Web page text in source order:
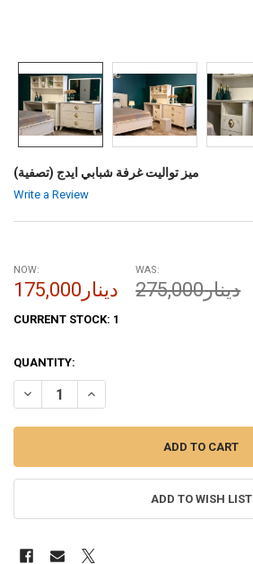
ميز تواليت غرفة شبابي ايدج (تصفية)
Write a Review
NOW:
175,000دينار
WAS:
275,000دينار
CURRENT STOCK: 1
QUANTITY:
ADD TO WISH LIST